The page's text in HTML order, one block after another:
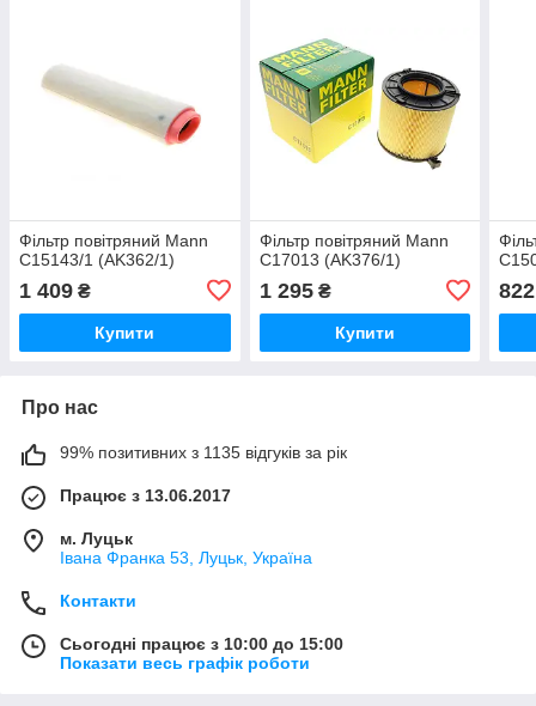
Фільтр повітряний Mann
C15143/1 (AK362/1)
1 409 ₴
Купити
Фільтр повітряний Mann
C17013 (AK376/1)
1 295₴
Купити
822
Про нас
99% позитивних з 1135 відгуків за рік
Працює з 13.06.2017
м. Луцьк
Івана Франка 53, Луцьк, Україна
Контакти
Сьогодні працює з 10:00 до 15:00
Показати весь графік роботи